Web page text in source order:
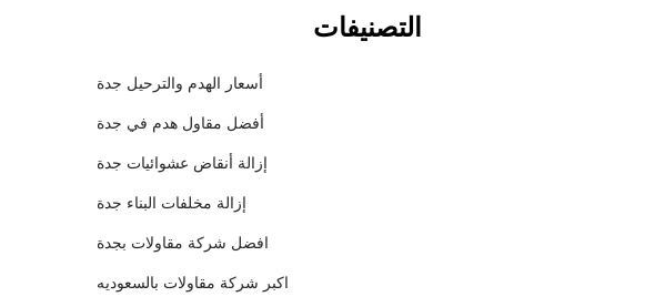
التصنيفات
أسعار الهدم والترحيل جدة
أفضل مقاول هدم في جدة
إزالة أنقاض عشوائيات جدة
إزالة مخلفات البناء جدة
افضل شركة مقاولات بجدة
اكبر شركة مقاولات بالسعوديه